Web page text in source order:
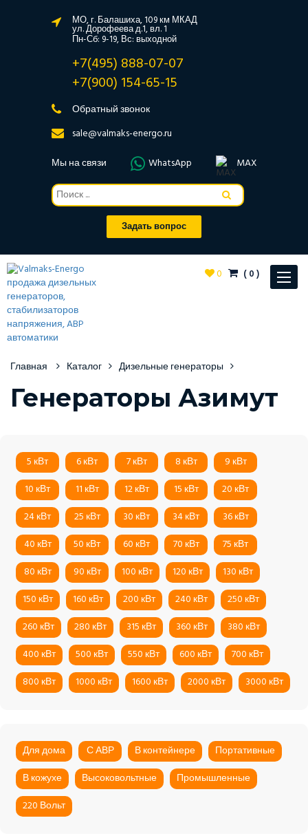
МО, г. Балашиха, 109 км МКАД
ул. Дорофеева д.1, вл. 1
Пн-Сб: 9-19, Вс: выходной
+7(495) 888-07-07
+7(900) 154-65-15
Обратный звонок
sale@valmaks-energo.ru
Мы на связи
WhatsApp MAX
Задать вопрос
Toggle
0 (0)
Главная Каталог Дизельные генераторы
Генераторы Азимут
5 кВт 6 кВт 7 кВт 8 кВт
9 кВт
10 кВт
11 кВт 12 кВт 15 кВт
20 кВт
24 кВт
25 кВт 30 кВт 34 кВт
36 кВт
40 кВт
50 кВт 60 кВт 70 кВт
75 кВт
80 кВт
90 кВт 100 кВт 120 кВт
130 кВт
150 кВт
160 кВт 200 кВт 240 кВт
250 кВт
260 кВт
280 кВт 315 кВт 360 кВт
380 кВт
400 кВт
500 кВт 550 кВт 600 кВт
700 кВт
800 кВт
1000 кВт 1600 кВт 2000 кВт 3000 кВт
Для дома С АВР В контейнере
Портативные
В кожухе
Высоковольтные
Промышленные
220 Вольт